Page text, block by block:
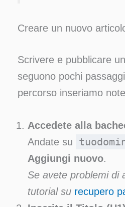
Creare un nuovo
Scrivere e pubblicare un
seguono pochi
percorso inseriamo
Accedete alla
Andate su
Aggiungi nuovo.
Se avete problemi di
tutorial su recupero